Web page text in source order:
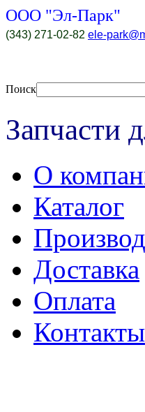
ООО "Эл-Парк"
(343) 271-02-82 ele-
Поиск
Запчасти
O
Каталог
Доставка
Оплата
Контакты